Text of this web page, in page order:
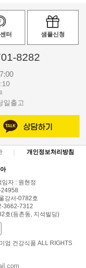
터 샘플신청
8282
일출고
개인정보처리방침
자 : 원현정
강서-0782호
3662-7312
호(등촌동, 지석빌딩)
엄 건강식품 ALL RIGHTS